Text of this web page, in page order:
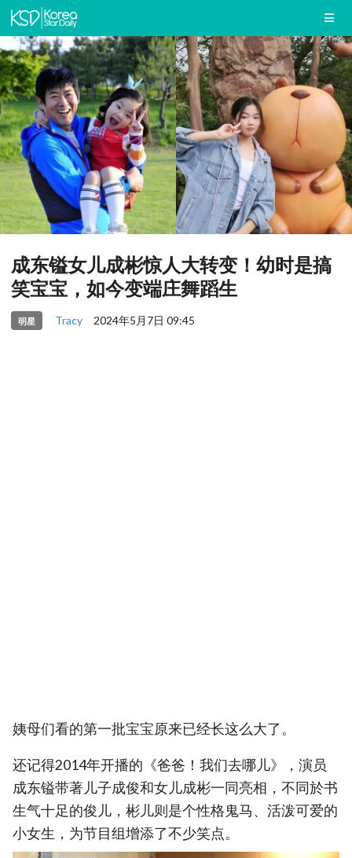
成东镒女儿成彬惊人大转变！幼时是搞
笑宝宝，如今变端庄舞蹈生
明星 Tracy 2024年5月7日 09:45
姨母们看的第一批宝宝原来已经长这么大了。
还记得2014年开播的《爸爸！我们去哪儿》，演员
成东镒带著儿子成俊和女儿成彬一同亮相，不同於书
生气十足的俊儿，彬儿则是个性格鬼马、活泼可爱的
小女生，为节目组增添了不少笑点。